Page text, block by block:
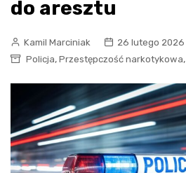
do aresztu
Kamil Marciniak
26 lutego 2026
Policja, Przestępczość narkotykowa,